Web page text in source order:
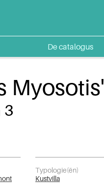
De catalogus
Myosotis'
3
Typologie(ën)
Kustvilla